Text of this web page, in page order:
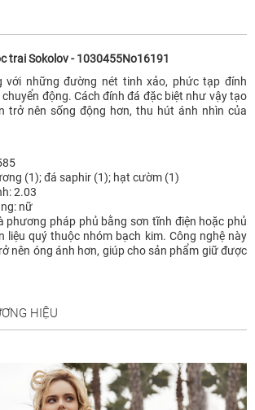
trai Sokolov - 1030455No16191
với những đường nét tinh xảo, phức tạp đính
động. Cách đính đá đặc biệt như vậy tạo
trở nên sống động hơn, thu hút ánh nhìn của
(1); đá saphir (1); hạt cườm (1)
2.03
nữ
phương pháp phủ bằng sơn tĩnh điện hoặc phủ
liệu quý thuộc nhóm bạch kim. Công nghệ này
nên óng ánh hơn, giúp cho sản phẩm giữ được
HIỆU